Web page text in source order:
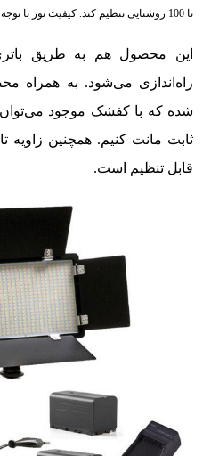
تا 100 روشنایی تنظیم کند. کیفیت نور با توجه به شاخص CRI‌ حدود 90 مطلوب است.
این محصول هم به طریق
ثابت مانت کنیم. همچنین زاویه
قابل تنظیم است.